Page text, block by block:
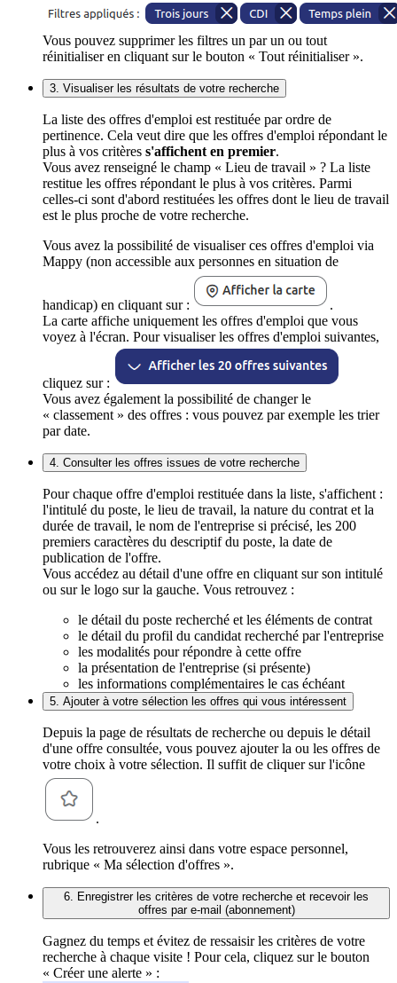
Vous pouvez supprimer les filtres un par un ou tout
réinitialiser en cliquant sur le bouton « Tout réinitialiser ».
3. Visualiser les résultats de votre recherche
La liste des offres d'emploi est restituée par ordre de
pertinence. Cela veut dire que les offres d'emploi répondant le
plus à vos critères s'affichent en premier.
Vous avez renseigné le champ « Lieu de travail » ? La liste
restitue les offres répondant le plus à vos critères. Parmi
celles-ci sont d'abord restituées les offres dont le lieu de travail
est le plus proche de votre recherche.
Vous avez la possibilité de visualiser ces offres d'emploi via
Mappy (non accessible aux personnes en situation de
handicap) en cliquant sur :
.
La carte affiche uniquement les offres d'emploi que vous
voyez à l'écran. Pour visualiser les offres d'emploi suivantes,
cliquez sur :
Vous avez également la possibilité de changer le
« classement » des offres : vous pouvez par exemple les trier
par date.
4. Consulter les offres issues de votre recherche
Pour chaque offre d'emploi restituée dans la liste, s'affichent :
l'intitulé du poste, le lieu de travail, la nature du contrat et la
durée de travail, le nom de l'entreprise si précisé, les 200
premiers caractères du descriptif du poste, la date de
publication de l'offre.
Vous accédez au détail d'une offre en cliquant sur son intitulé
ou sur le logo sur la gauche. Vous retrouvez :
le détail du poste recherché et les éléments de contrat
le détail du profil du candidat recherché par l'entreprise
les modalités pour répondre à cette offre
la présentation de l'entreprise (si présente)
les informations complémentaires le cas échéant
5. Ajouter à votre sélection les offres qui vous intéressent
Depuis la page de résultats de recherche ou depuis le détail
d'une offre consultée, vous pouvez ajouter la ou les offres de
votre choix à votre sélection. Il suffit de cliquer sur l'icône
.
Vous les retrouverez ainsi dans votre espace personnel,
rubrique « Ma sélection d'offres ».
6. Enregistrer les critères de votre recherche et recevoir les
offres par e-mail (abonnement)
Gagnez du temps et évitez de ressaisir les critères de votre
recherche à chaque visite ! Pour cela, cliquez sur le bouton
« Créer une alerte » :